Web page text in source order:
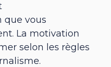
que vous
La motivation
selon les règles